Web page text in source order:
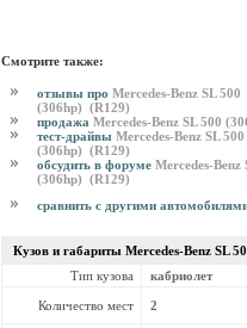
Смотрите также:
отзывы про Mercedes-Benz SL 500
(306hp) (R129)
продажа Mercedes-Benz SL 500
тест-драйвы Mercedes-Benz SL 500
(306hp) (R129)
обсудить в форуме Mercedes-Benz
(306hp) (R129)
сравнить с другими
Кузов и габариты Mercedes-Benz SL
Тип кузова
кабриолет
Количество мест 2